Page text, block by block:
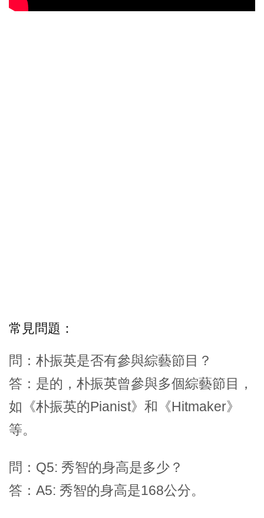
常見問題：
問：朴振英是否有參與綜藝節目？
答：是的，朴振英曾參與多個綜藝節目，
如《朴振英的Pianist》和《Hitmaker》
等。
問：Q5: 秀智的身高是多少？
答：A5: 秀智的身高是168公分。